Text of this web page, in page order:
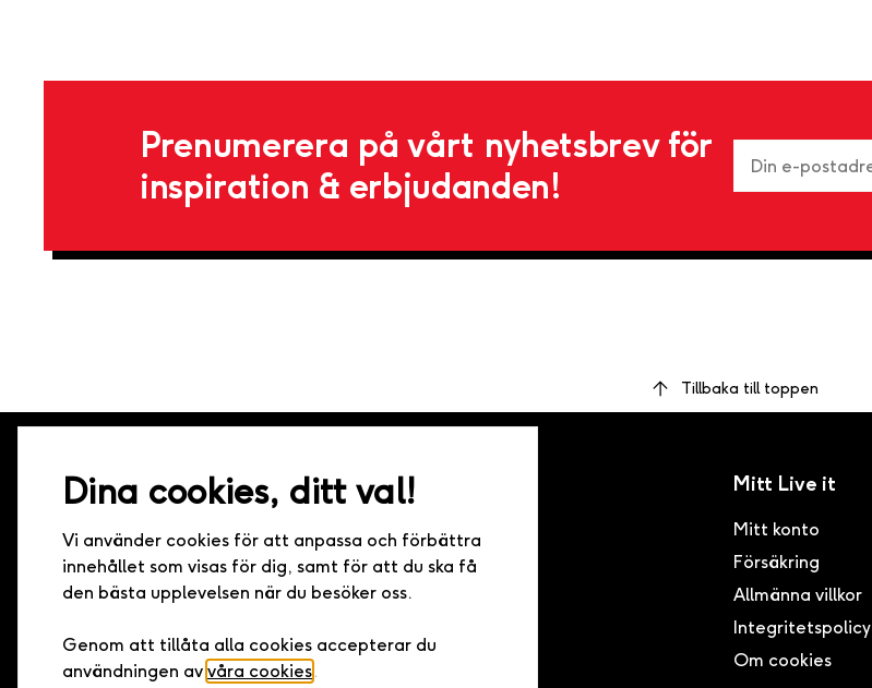
Dina cookies, ditt val!
Vi använder cookies för att anpassa och förbättra
innehållet som visas för dig, samt för att du ska få
den bästa upplevelsen när du besöker oss.
Genom att tillåta alla cookies accepterar du
användningen av våra cookies.
Prenumerera på vårt nyhetsbrev för
inspiration & erbjudanden!
Tillbaka till toppen
Live it – Minnen för livet
Live it grundades 2005 och är idag marknadsledande inom
upplevelsepresenter i Sverige. Med hundratals upplevelser i
kvaliteten och det bredaste utbudet av upplevelser.
Mitt Live it
Mitt konto
Försäkring
Allmänna villkor
Integritetspolicy
Om cookies